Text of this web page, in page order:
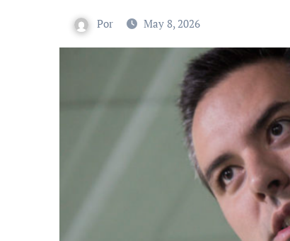
Por May 8, 2026